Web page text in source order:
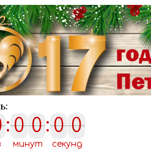
:0
0 0
0
минут
:0
0 0
0
секунд